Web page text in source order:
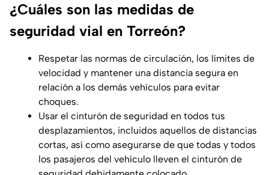
¿Cuáles son las medidas de
seguridad vial en Torreón?
Respetar las normas de circulación, los límites de
velocidad y mantener una distancia segura en
relación a los demás vehículos para evitar
choques.
Usar el cinturón de seguridad en todos tus
desplazamientos, incluidos aquellos de distancias
cortas, así como asegurarse de que todas y todos
los pasajeros del vehículo lleven el cinturón de